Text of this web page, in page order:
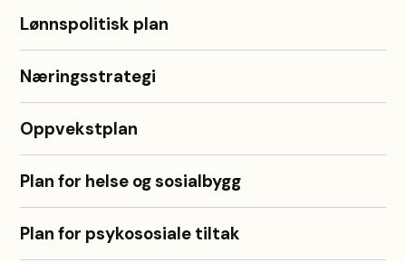
Lønnspolitisk plan
Næringsstrategi
Oppvekstplan
Plan for helse og sosialbygg
Plan for psykososiale tiltak